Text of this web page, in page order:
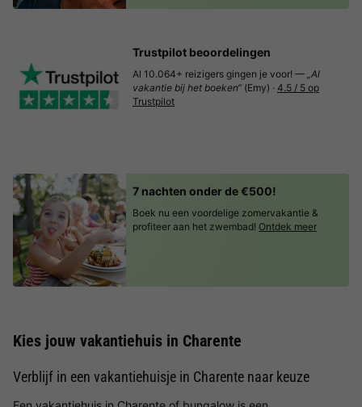
Trustpilot beoordelingen
Al 10.064+ reizigers gingen je voor! — „Al
vakantie bij het boeken“ (Emy) · 4.5 / 5 op
Trustpilot
7 nachten onder de €500!
Boek nu een voordelige zomervakantie &
profiteer aan het zwembad! Ontdek meer
Kies jouw vakantiehuis in Charente
Verblijf in een vakantiehuisje in Charente naar keuze